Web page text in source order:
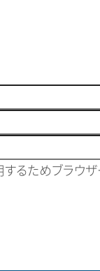
るためブラウザ